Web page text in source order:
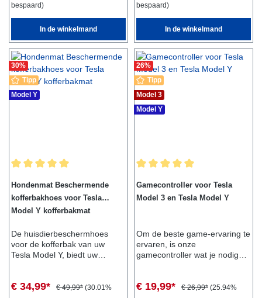
infraroodstraling. De 2
afzonderlijke zonneschermen,
die doorzakken voorkomen,
zorgen voor een veilige,
stabiele en eenvoudige
installatie. Met de
meegeleverde clips kan het
zonnescherm gemakkelijk
worden bevestigd en
Zonnescherm beige(2-delig)-
Clips voor bevestiging-
Tesla Model 3
bespaard)
In de winkelmand
beschermhoes is eenvoudig te
bevestigen met klittenband en
kan gemakkelijk worden
verwijderd, evenals
gereinigd.Leveringsomvang:-
1x beschermhoes voor
huisdieren Geschikt voor:-
Tesla Model 3- Tesla Model Y-
Tesla Model S
bespaard)
In de winkelmand
30%
Tipp
Model Y
Hondenmat Beschermende
kofferbakhoes voor Tesla
Model Y kofferbakmat
De huisdierbeschermhoes
voor de kofferbak van uw
Tesla Model Y, biedt uw
genieten van een langere reis
€ 34,99* € 49,99* (30.01%
26%
Tipp
Model 3
Model Y
Gamecontroller voor Tesla
Model 3 en Tesla Model Y
Om de beste game-ervaring te
ervaren, is onze
gamecontroller wat je nodig
dashboardkastje en geniet van
€ 19,99* € 26,99* (25.94%